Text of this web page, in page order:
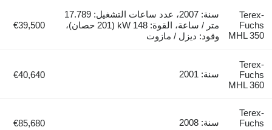
Terex-
Fuchs
MHL 350
سنة: 2007، عدد ساعات التشغيل: 17.789
متر / ساعة، القوة: 148 kW (201 حصان)،
وقود: ديزل / مازوت
€39,500
Terex-
Fuchs
MHL 360
سنة: 2001 €40,640
Terex-
Fuchs
سنة: 2008 €85,680